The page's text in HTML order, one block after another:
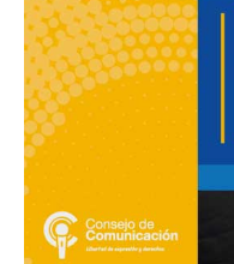
para
identificación
de
contenidos:
discriminatorios,
violentos,
sexualmente
explícitos
que